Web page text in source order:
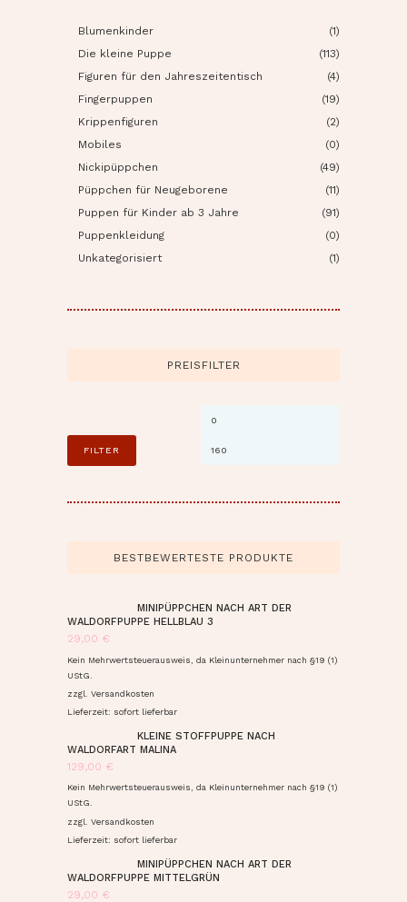
Blumenkinder
(1)
Die kleine Puppe
(113)
Figuren für den Jahreszeitentisch
(4)
Fingerpuppen
(19)
Krippenfiguren
(2)
Mobiles
(0)
Nickipüppchen
(49)
Püppchen für Neugeborene
(11)
Puppen für Kinder ab 3 Jahre
(91)
Puppenkleidung
(0)
Unkategorisiert
(1)
PREISFILTER
Min.
FILTER
BESTBEWERTESTE PRODUKTE
MINIPÜPPCHEN NACH ART DER
WALDORFPUPPE HELLBLAU 3
29,00 €
Kein Mehrwertsteuerausweis, da Kleinunternehmer nach §19 (1)
UStG.
zzgl. Versandkosten
Lieferzeit: sofort lieferbar
KLEINE STOFFPUPPE NACH
WALDORFART MALINA
129,00 €
Kein Mehrwertsteuerausweis, da Kleinunternehmer nach §19 (1)
UStG.
zzgl. Versandkosten
Lieferzeit: sofort lieferbar
MINIPÜPPCHEN NACH ART DER
WALDORFPUPPE MITTELGRÜN
29,00 €